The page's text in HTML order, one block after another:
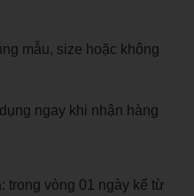
mẫu, size hoặc không
ngay khi nhận hàng
trong vòng 01 ngày kể từ